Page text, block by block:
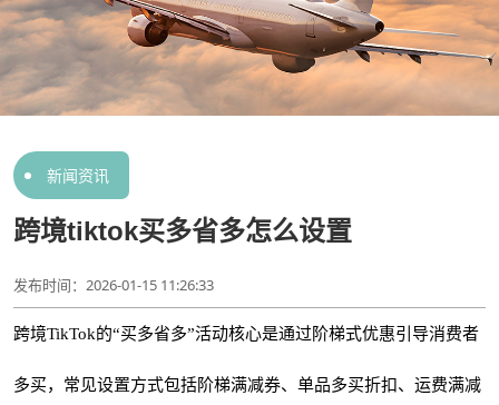
新闻资讯
跨境tiktok买多省多怎么设置
发布时间：2026-01-15 11:26:33
跨境TikTok的“买多省多”活动核心是通过阶梯式优惠引导消费者
多买，常见设置方式包括阶梯满减券、单品多买折扣、运费满减